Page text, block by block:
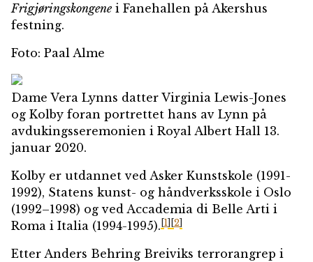
Frigjøringskongene i Fanehallen på Akershus
festning.
Foto: Paal Alme
Dame Vera Lynns datter Virginia Lewis-Jones
og Kolby foran portrettet hans av Lynn på
avdukingsseremonien i Royal Albert Hall 13.
januar 2020.
Kolby er utdannet ved Asker Kunstskole (1991-
1992), Statens kunst- og håndverksskole i Oslo
(1992–1998) og ved Accademia di Belle Arti i
Roma i Italia (1994-1995). [1] [2]
Etter Anders Behring Breiviks terrorangrep i